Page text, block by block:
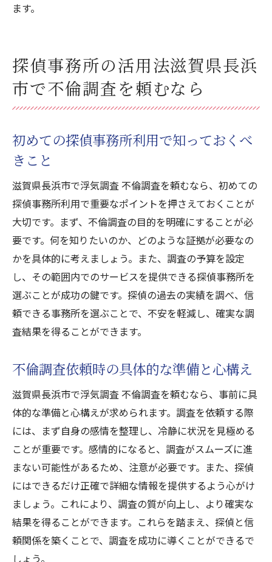
ます。
探偵事務所の活用法滋賀県長浜
市で不倫調査を頼むなら
初めての探偵事務所利用で知っておくべ
きこと
滋賀県長浜市で浮気調査 不倫調査を頼むなら、初めての
探偵事務所利用で重要なポイントを押さえておくことが
大切です。まず、不倫調査の目的を明確にすることが必
要です。何を知りたいのか、どのような証拠が必要なの
かを具体的に考えましょう。また、調査の予算を設定
し、その範囲内でのサービスを提供できる探偵事務所を
選ぶことが成功の鍵です。探偵の過去の実績を調べ、信
頼できる事務所を選ぶことで、不安を軽減し、確実な調
査結果を得ることができます。
不倫調査依頼時の具体的な準備と心構え
滋賀県長浜市で浮気調査 不倫調査を頼むなら、事前に具
体的な準備と心構えが求められます。調査を依頼する際
には、まず自身の感情を整理し、冷静に状況を見極める
ことが重要です。感情的になると、調査がスムーズに進
まない可能性があるため、注意が必要です。また、探偵
にはできるだけ正確で詳細な情報を提供するよう心がけ
ましょう。これにより、調査の質が向上し、より確実な
結果を得ることができます。これらを踏まえ、探偵と信
頼関係を築くことで、調査を成功に導くことができるで
しょう。